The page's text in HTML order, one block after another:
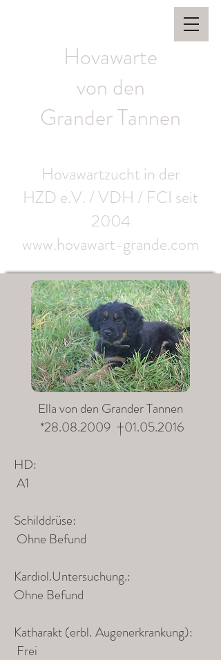
Hovawarte
von den
Grander Tannen
Hovawartzucht in der
HZD e.V. / VDH / FCI seit
2004
www.hovawart-grande.com
Ella von den Grander Tannen
*28.08.2009 †01.05.2016
HD:
A1
Schilddrüse:
Ohne Befund
Kardiol.Untersuchung.:
Ohne Befund
Katharakt (erbl. Augenerkrankung):
Frei